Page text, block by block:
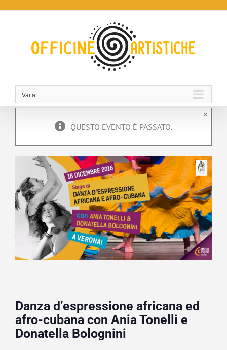
Vai a...
QUESTO EVENTO È PASSATO.
×
Danza d’espressione africana ed
afro-cubana con Ania Tonelli e
Donatella Bolognini